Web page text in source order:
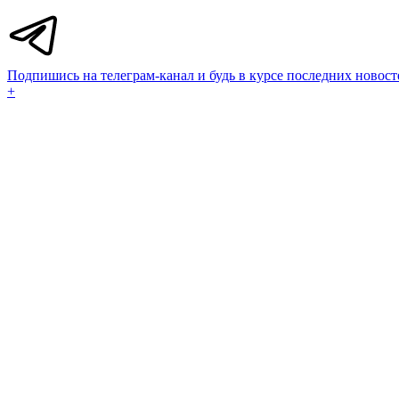
Подпишись на телеграм-канал и будь в курсе последних
+